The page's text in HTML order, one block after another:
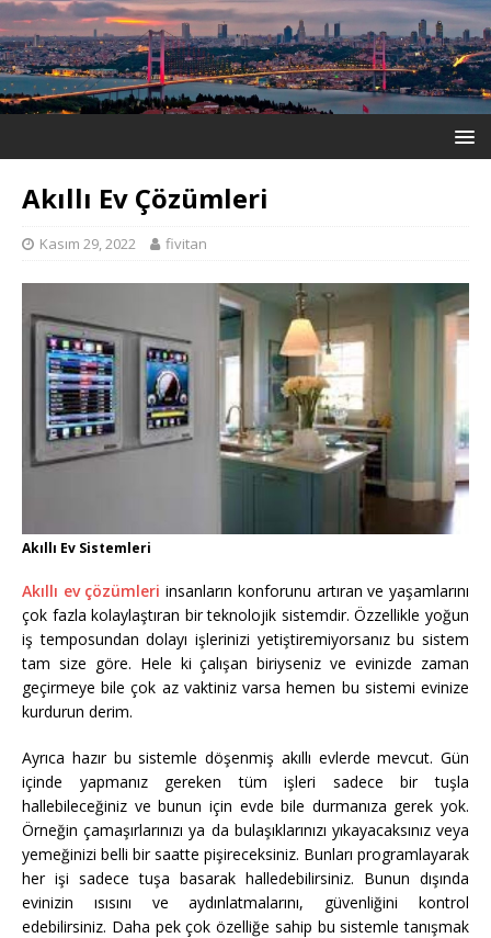
Akıllı Ev Çözümleri
Kasım 29, 2022 fivitan
Akıllı Ev Sistemleri
Akıllı ev çözümleri insanların konforunu artıran ve yaşamlarını
çok fazla kolaylaştıran bir teknolojik sistemdir. Özzellikle yoğun
iş temposundan dolayı işlerinizi yetiştiremiyorsanız bu sistem
tam size göre. Hele ki çalışan biriyseniz ve evinizde zaman
geçirmeye bile çok az vaktiniz varsa hemen bu sistemi evinize
kurdurun derim.
Ayrıca hazır bu sistemle döşenmiş akıllı evlerde mevcut. Gün
içinde yapmanız gereken tüm işleri sadece bir tuşla
hallebileceğiniz ve bunun için evde bile durmanıza gerek yok.
Örneğin çamaşırlarınızı ya da bulaşıklarınızı yıkayacaksınız veya
yemeğinizi belli bir saatte pişireceksiniz. Bunları programlayarak
her işi sadece tuşa basarak halledebilirsiniz. Bunun dışında
evinizin ısısını ve aydınlatmalarını, güvenliğini kontrol
edebilirsiniz. Daha pek çok özelliğe sahip bu sistemle tanışmak